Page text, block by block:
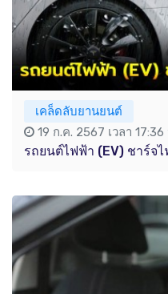
เคล็ดลับยานยนต์
19 ก.ค. 2567 เวลา 17:36
รถยนต์ไฟฟ้า (EV) ชาร์จ